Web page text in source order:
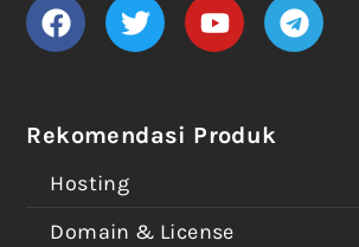
Rekomendasi Produk
Hosting
Domain & License